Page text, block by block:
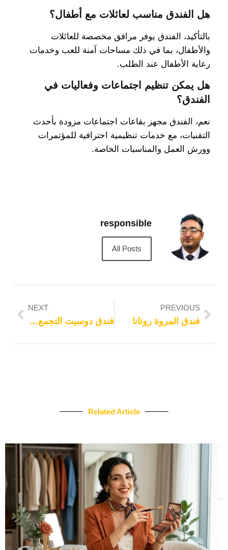
هل الفندق مناسب لعائلات مع أطفال؟
بالتأكيد، الفندق يوفر مرافق مخصصة للعائلات
والأطفال، بما في ذلك مساحات آمنة للعب وخدمات
رعاية الأطفال عند الطلب.
هل يمكن تنظيم اجتماعات وفعاليات في
الفندق؟
نعم، الفندق مجهز بقاعات اجتماعات مزودة بأحدث
التقنيات، مع خدمات تنظيمية احترافية للمؤتمرات
وورش العمل والمناسبات الخاصة.
responsible
All Posts
PREVIOUS
فندق المروة روتانا
NEXT
فندق دوسيت التجمع الخامس
Related Article